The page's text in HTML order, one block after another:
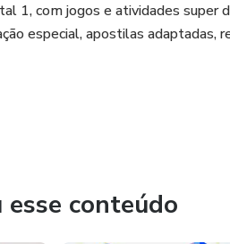
1, com jogos e atividades super
especial, apostilas adaptadas,
prático e divertido com as
conteúdo